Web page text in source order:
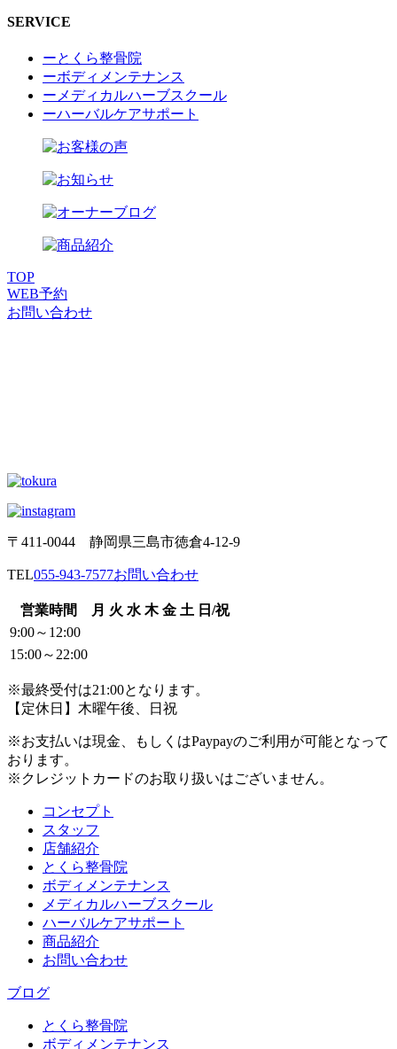
SERVICE
ーとくら整骨院
ーボディメンテナンス
ーメディカルハーブスクール
ーハーバルケアサポート
TOP
WEB予約
お問い合わせ
〒411-0044 静岡県三島市徳倉4-12-9
TEL055-943-7577お問い合わせ
営業時間 月 火 水 木 金 土 日/祝
9:00～12:00
15:00～22:00
※最終受付は21:00となります。
【定休日】木曜午後、日祝
※お支払いは現金、もしくはPaypayのご利用が可能となって
おります。
※クレジットカードのお取り扱いはございません。
コンセプト
スタッフ
店舗紹介
とくら整骨院
ボディメンテナンス
メディカルハーブスクール
ハーバルケアサポート
商品紹介
お問い合わせ
ブログ
とくら整骨院
ボディメンテナンス